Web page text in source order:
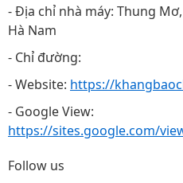
- Địa chỉ nhà máy: Thung
Hà Nam
- Chỉ đường:
- Website: https://
- Google View:
https://sites.google.com/
Follow us